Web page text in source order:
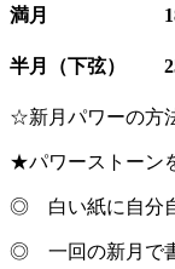
満月 18日
半月（下弦） 25
☆新月パワーの方
★パワーストーン
◎ 白い紙に自分自
◎ 一回の新月で書